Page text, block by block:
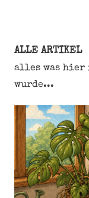
ALLE ARTIKEL
alles was hier
wurde...